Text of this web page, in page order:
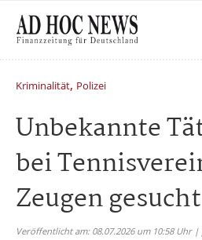
Kriminalität, Polizei
Unbekannte
bei
Zeugen gesucht
Veröffentlicht am: 08.07.2026 um 10:58 Uhr